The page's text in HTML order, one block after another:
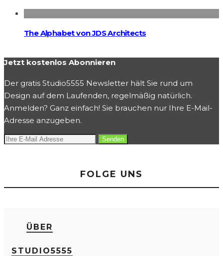
The Alphabet von JDS Architects
Jetzt kostenlos Abonnieren
Der gratis Studio5555 Newsletter hält Sie rund um
Design auf dem Laufenden, regelmäßig natürlich.
Anmelden? Ganz einfach! Sie brauchen nur Ihre E-Mail-
Adresse anzugeben.
FOLGE UNS
ÜBER
STUDIO5555